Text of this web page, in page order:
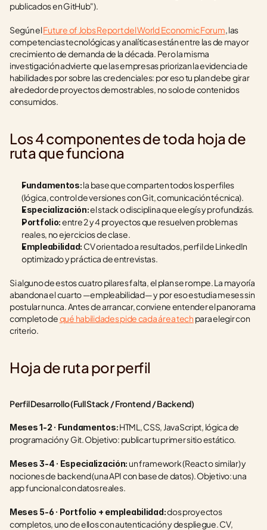
publicados en GitHub").
Según el Future of Jobs Report del World Economic Forum, las
competencias tecnológicas y analíticas están entre las de mayor
crecimiento de demanda de la década. Pero la misma
investigación advierte que las empresas priorizan la evidencia de
habilidades por sobre las credenciales: por eso tu plan debe girar
alrededor de proyectos demostrables, no solo de contenidos
consumidos.
Los 4 componentes de toda hoja de
ruta que funciona
Fundamentos: la base que comparten todos los perfiles
(lógica, control de versiones con Git, comunicación técnica).
Especialización: el stack o disciplina que elegís y profundizás.
Portfolio: entre 2 y 4 proyectos que resuelven problemas
reales, no ejercicios de clase.
Empleabilidad: CV orientado a resultados, perfil de LinkedIn
optimizado y práctica de entrevistas.
Si alguno de estos cuatro pilares falta, el plan se rompe. La mayoría
abandona el cuarto —empleabilidad— y por eso estudia meses sin
postular nunca. Antes de arrancar, conviene entender el panorama
completo de qué habilidades pide cada área tech para elegir con
criterio.
Hoja de ruta por perfil
Perfil Desarrollo (Full Stack / Frontend / Backend)
Meses 1-2 · Fundamentos: HTML, CSS, JavaScript, lógica de
programación y Git. Objetivo: publicar tu primer sitio estático.
Meses 3-4 · Especialización: un framework (React o similar) y
nociones de backend (una API con base de datos). Objetivo: una
app funcional con datos reales.
Meses 5-6 · Portfolio + empleabilidad: dos proyectos
completos, uno de ellos con autenticación y despliegue. CV,